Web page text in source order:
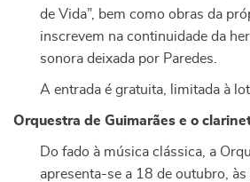
de Vida”, bem como obras da
inscrevem na continuidade da
sonora deixada por Paredes.
A entrada é gratuita, limitada à
Orquestra de Guimarães e o
Do fado à música clássica, a
apresenta-se a 18 de outubro,